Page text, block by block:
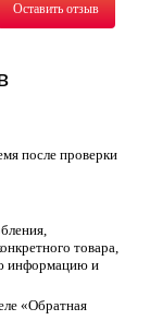
Оставить отзыв
после проверки
товара,
информацию и
«Обратная